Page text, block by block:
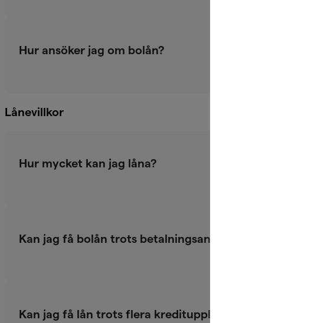
Hur ansöker jag om bolån?
Lånevillkor
Hur mycket kan jag låna?
Kan jag få bolån trots betalningsanmärkningar?
Kan jag få lån trots flera kreditupplysningar?